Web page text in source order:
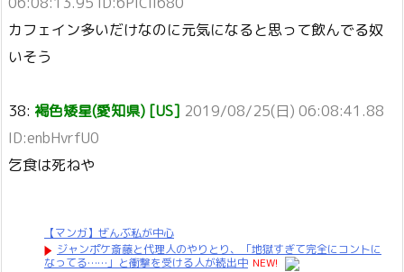
カフェイン多いだけなのに元気になると思って飲んでる奴
いそう
38: 褐色矮星(愛知県) [US] 2019/08/25(日) 06:08:41.88
ID:enbHvrfU0
乞食は死ねや
【マンガ】ぜんぶ私が中心
ジャンポケ斎藤と代理人のやりとり、「地獄すぎて完全にコントに
なってる……」と衝撃を受ける人が続出中 NEW!